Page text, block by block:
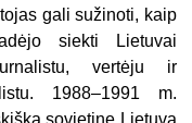
gali sužinoti, kaip
siekti Lietuvai
vertėju ir
1988–1991 m.